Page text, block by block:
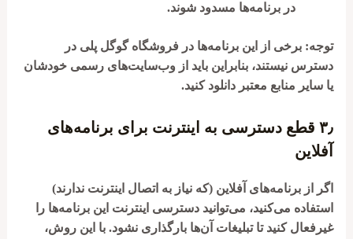
در برنامه‌ها مسدود شوند.
توجه: برخی از این برنامه‌ها در فروشگاه گوگل پلی در
دسترس نیستند، بنابراین باید از وب‌سایت‌های رسمی خودشان
یا سایر منابع معتبر دانلود کنید.
۳٫ قطع دسترسی به اینترنت برای برنامه‌های
آفلاین
اگر از برنامه‌های آفلاین (که نیاز به اتصال اینترنت ندارند)
استفاده می‌کنید، می‌توانید دسترسی اینترنت این برنامه‌ها را
غیرفعال کنید تا تبلیغات آن‌ها بارگذاری نشود. با این روش،